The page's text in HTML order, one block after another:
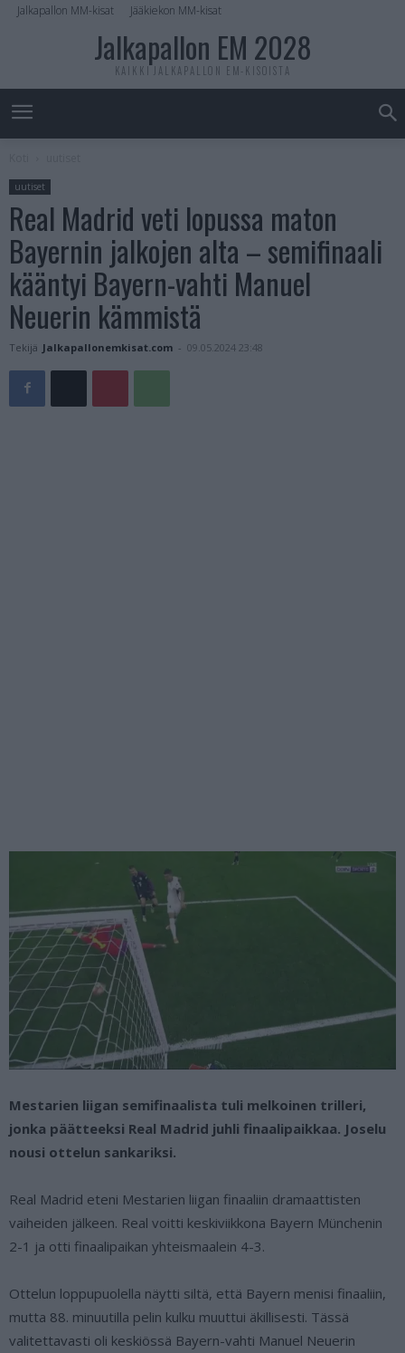
Jalkapallon MM-kisat Jääkiekon MM-kisat
Jalkapallon EM 2028
KAIKKI JALKAPALLON EM-KISOISTA
uutiset
Real Madrid veti lopussa maton
Bayernin jalkojen alta – semifinaali
kääntyi Bayern-vahti Manuel
Neuerin kämmistä
Tekijä Jalkapallonemkisat.com - 09.05.2024 23:48
Mestarien liigan semifinaalista tuli melkoinen trilleri,
jonka päätteeksi Real Madrid juhli finaalipaikkaa. Joselu
nousi ottelun sankariksi.
Real Madrid eteni Mestarien liigan finaaliin dramaattisten
vaiheiden jälkeen. Real voitti keskiviikkona Bayern Münchenin
2-1 ja otti finaalipaikan yhteismaalein 4-3.
Ottelun loppupuolella näytti siltä, että Bayern menisi finaaliin,
mutta 88. minuutilla pelin kulku muuttui äkillisesti. Tässä
valitettavasti oli keskiössä Bayern-vahti Manuel Neuerin